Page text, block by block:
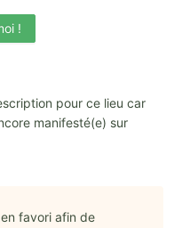
!
pour ce lieu car
manifesté(e) sur
favori afin de